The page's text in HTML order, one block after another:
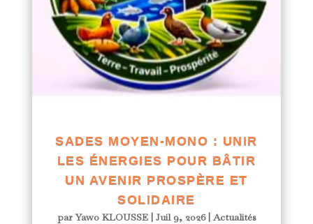
SADES MOYEN-MONO : UNIR
LES ÉNERGIES POUR BÂTIR
UN AVENIR PROSPÈRE ET
SOLIDAIRE
parYawo KLOUSSE| Juil 9, 2026|Actualités